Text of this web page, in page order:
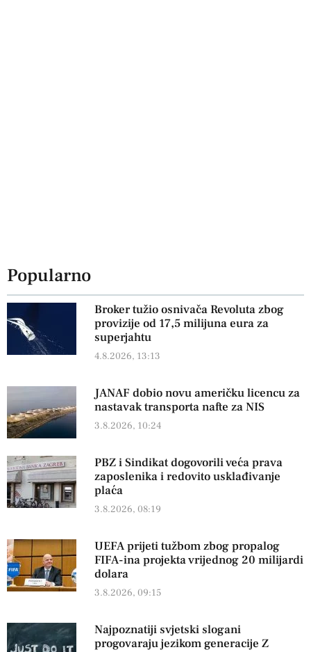
Popularno
Broker tužio osnivača Revoluta zbog
provizije od 17,5 milijuna eura za
superjahtu
4.8.2026, 13:13
JANAF dobio novu američku licencu za
nastavak transporta nafte za NIS
3.8.2026, 10:24
PBZ i Sindikat dogovorili veća prava
zaposlenika i redovito usklađivanje
plaća
3.8.2026, 08:19
UEFA prijeti tužbom zbog propalog
FIFA-ina projekta vrijednog 20 milijardi
dolara
3.8.2026, 09:15
Najpoznatiji svjetski slogani
progovaraju jezikom generacije Z